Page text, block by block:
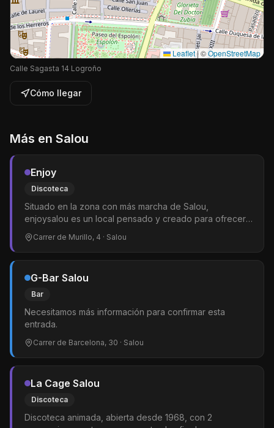
Leaflet|©OpenStreetMap
Calle Sagasta 14 Logroño
Cómo llegar
Más en Salou
Enjoy
Discoteca
Situado en la zona con más marcha de Salou,
enjoysalou es un local pensado y creado para ofrecer a
su público la máxima diversión y comodidad.
Carrer de Murillo, 4 · Salou
G-Bar Salou
Bar
Necesitamos más información para confirmar esta
entrada.
Carrer de Barcelona, 30 · Salou
La Cage Salou
Discoteca
Discoteca animada, abierta desde 1968, con 2